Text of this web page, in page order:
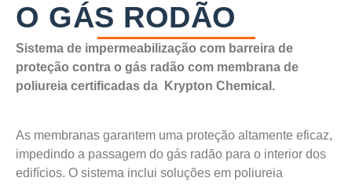
O GÁS RODÃO
Sistema de impermeabilização com barreira de
proteção contra o gás radão com membrana de
poliureia certificadas da Krypton Chemical.
As membranas garantem uma proteção altamente eficaz,
impedindo a passagem do gás radão para o interior dos
edifícios. O sistema inclui soluções em poliureia